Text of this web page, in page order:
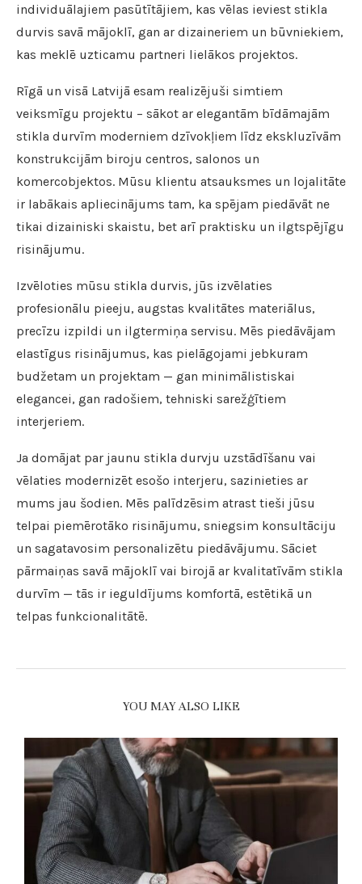
individuālajiem pasūtītājiem, kas vēlas ieviest stikla
durvis savā mājoklī, gan ar dizaineriem un būvniekiem,
kas meklē uzticamu partneri lielākos projektos.
Rīgā un visā Latvijā esam realizējuši simtiem
veiksmīgu projektu – sākot ar elegantām bīdāmajām
stikla durvīm moderniem dzīvokļiem līdz ekskluzīvām
konstrukcijām biroju centros, salonos un
komercobjektos. Mūsu klientu atsauksmes un lojalitāte
ir labākais apliecinājums tam, ka spējam piedāvāt ne
tikai dizainiski skaistu, bet arī praktisku un ilgtspējīgu
risinājumu.
Izvēloties mūsu stikla durvis, jūs izvēlaties
profesionālu pieeju, augstas kvalitātes materiālus,
precīzu izpildi un ilgtermiņa servisu. Mēs piedāvājam
elastīgus risinājumus, kas pielāgojami jebkuram
budžetam un projektam — gan minimālistiskai
elegancei, gan radošiem, tehniski sarežģītiem
interjeriem.
Ja domājat par jaunu stikla durvju uzstādīšanu vai
vēlaties modernizēt esošo interjeru, sazinieties ar
mums jau šodien. Mēs palīdzēsim atrast tieši jūsu
telpai piemērotāko risinājumu, sniegsim konsultāciju
un sagatavosim personalizētu piedāvājumu. Sāciet
pārmaiņas savā mājoklī vai birojā ar kvalitatīvām stikla
durvīm — tās ir ieguldījums komfortā, estētikā un
telpas funkcionalitātē.
YOU MAY ALSO LIKE